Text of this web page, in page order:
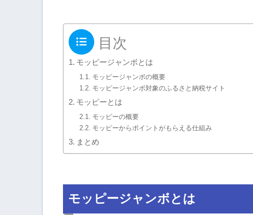
目次
モッピージャンボとは
モッピージャンボの概要
モッピージャンボ対象のふるさと納税サイト
モッピーとは
モッピーの概要
モッピーからポイントがもらえる仕組み
まとめ
モッピージャンボとは